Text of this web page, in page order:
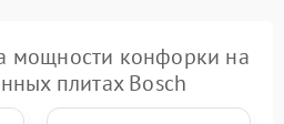
мощности конфорки на
плитах Bosch